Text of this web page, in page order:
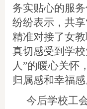
务实贴心的服
纷纷表示，共享
精准对接了女
真切感受到学
人”的暖心关怀
归属感和幸福感
今后学校工